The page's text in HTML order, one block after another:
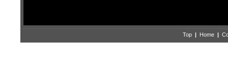
Top | Home |